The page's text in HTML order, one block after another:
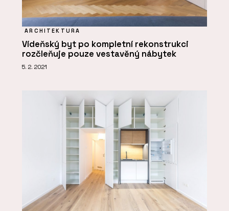
ARCHITEKTURA
Vídeňský byt po kompletní rekonstrukci
rozčleňuje pouze vestavěný nábytek
5. 2. 2021